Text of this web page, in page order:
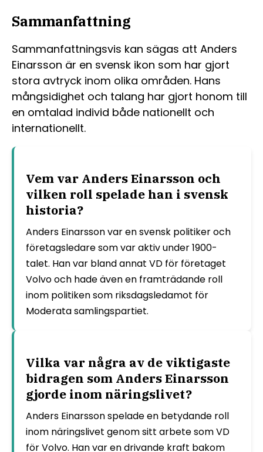
Sammanfattning
Sammanfattningsvis kan sägas att Anders
Einarsson är en svensk ikon som har gjort
stora avtryck inom olika områden. Hans
mångsidighet och talang har gjort honom till
en omtalad individ både nationellt och
internationellt.
Vem var Anders Einarsson och
vilken roll spelade han i svensk
historia?
Anders Einarsson var en svensk politiker och
företagsledare som var aktiv under 1900-
talet. Han var bland annat VD för företaget
Volvo och hade även en framträdande roll
inom politiken som riksdagsledamot för
Moderata samlingspartiet.
Vilka var några av de viktigaste
bidragen som Anders Einarsson
gjorde inom näringslivet?
Anders Einarsson spelade en betydande roll
inom näringslivet genom sitt arbete som VD
för Volvo. Han var en drivande kraft bakom